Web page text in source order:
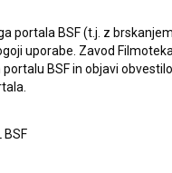
portala BSF (t.j. z
uporabe. Zavod
BSF in objavi
BSF